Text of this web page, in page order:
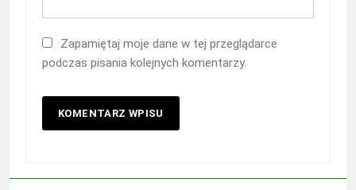
Zapamiętaj moje dane w tej przeglądarce
podczas pisania kolejnych komentarzy.